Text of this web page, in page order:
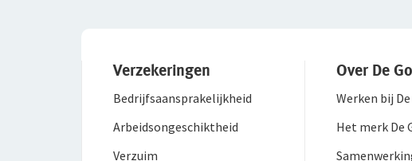
Verzekeringen
Bedrijfsaanspra­kelijkheid
Arbeidsongeschiktheid
Verzuim
Over De
Werken bij De
Het merk De